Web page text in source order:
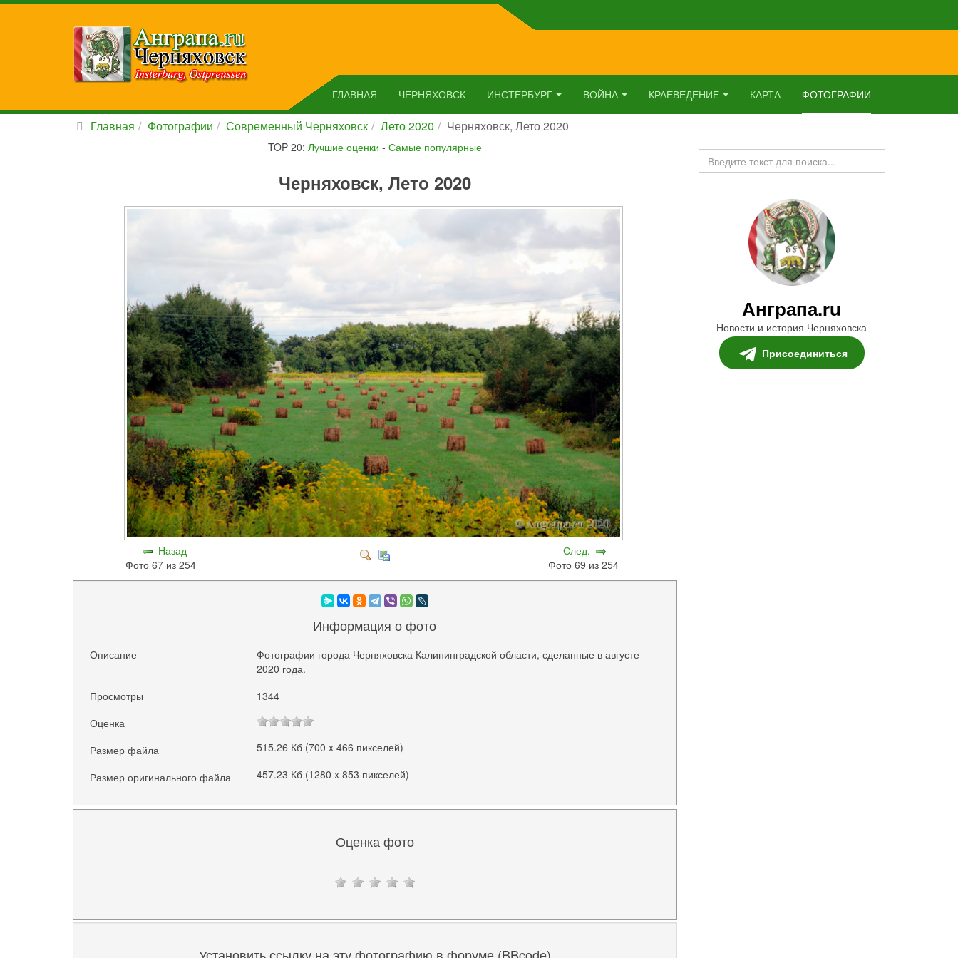
ГЛАВНАЯ ЧЕРНЯХОВСК ИНСТЕРБУРГ ВОЙНА КРАЕВЕДЕНИЕ КАРТА ФОТОГРАФИИ
Главная Фотографии Современный Черняховск Лето 2020 Черняховск, Лето 2020
TOP 20: Лучшие оценки - Самые популярные
Черняховск, Лето 2020
Назад
Фото 67 из 254
След.
Фото 69 из 254
Информация о фото
Описание
Фотографии города Черняховска Калининградской области, сделанные в августе
2020 года.
Просмотры
1344
Оценка
Размер файла
515.26 Кб (700 x 466 пикселей)
Размер оригинального файла 457.23 Кб (1280 x 853 пикселей)
Оценка фото
Установить ссылку на эту фотографию в форуме (BBcode)
Искать...
Анграпа.ru
Новости и история Черняховска
Присоединиться